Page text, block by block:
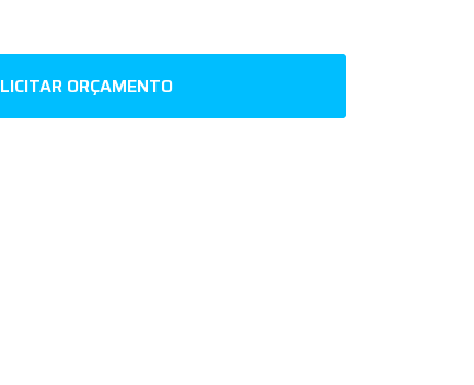
ORÇAMENTO